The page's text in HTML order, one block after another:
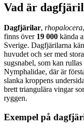
Vad är
Dagfjärilar, rhopalocera
finns över 19 000 kända
Sverige. Dagfjärilarna
huvudet och ser med
sugsnabel, som kan
Nymphalidae, där är
slanka kroppens
brett triangulära vingar
ryggen.
Exempel på